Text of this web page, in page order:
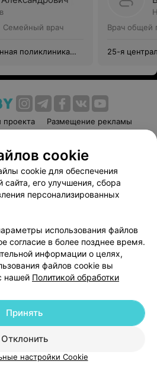
Семейный врач
поликлиника
Врач общей
25-я
проекта
Размещение рекламы
Способы оплаты
Партнеры
руководителю 103.by
персональных данных
191700409
| 220012, Республика Беларусь,
+375 291212755
cookie
cookie для обеспечения
сайта, его улучшения, сбора
персонализированных
использования файлов
согласие в более позднее время.
информации о целях,
файлов cookie вы
нашей Политикой обработки
Отклонить
Принять
настройки Cookie